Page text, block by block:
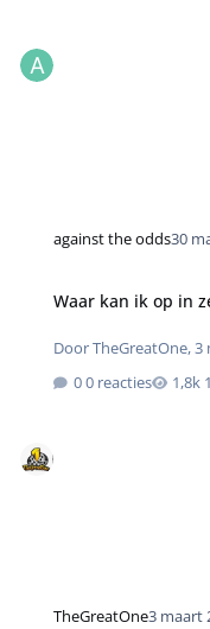
against the odds30
Waar kan ik op in
DoorTheGreatOne,3
0 reacties
TheGreatOne3 maart